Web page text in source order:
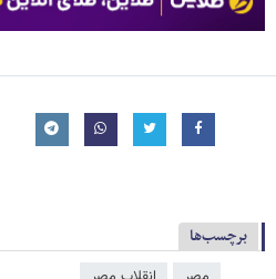
برچسب‌ها